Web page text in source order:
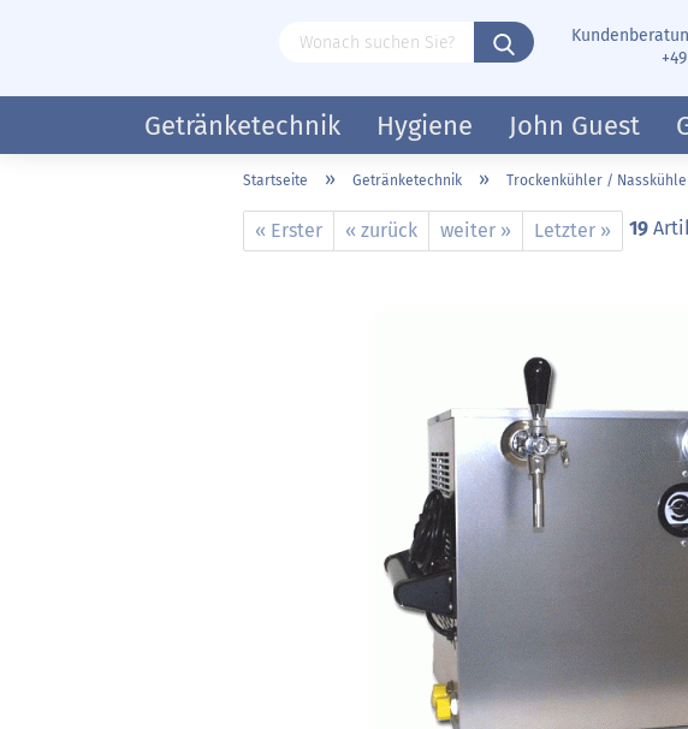
Getränketechnik Hygiene John Guest
Startseite » Getränketechnik » Trockenkühler /
« Erster « zurück weiter » Letzter » 19